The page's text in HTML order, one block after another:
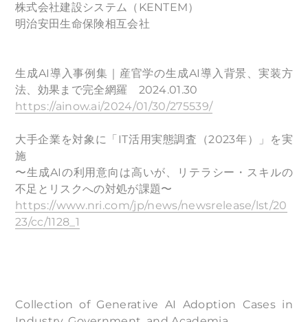
株式会社建設システム（KENTEM）
明治安田生命保険相互会社
生成AI導入事例集｜産官学の生成AI導入背景、実装方
法、効果まで完全網羅 2024.01.30
https://ainow.ai/2024/01/30/275539/
大手企業を対象に「IT活用実態調査（2023年）」を実
施
〜生成AIの利用意向は高いが、リテラシー・スキルの
不足とリスクへの対処が課題〜
https://www.nri.com/jp/news/newsrelease/lst/20
23/cc/1128_1
Collection of Generative AI Adoption Cases in